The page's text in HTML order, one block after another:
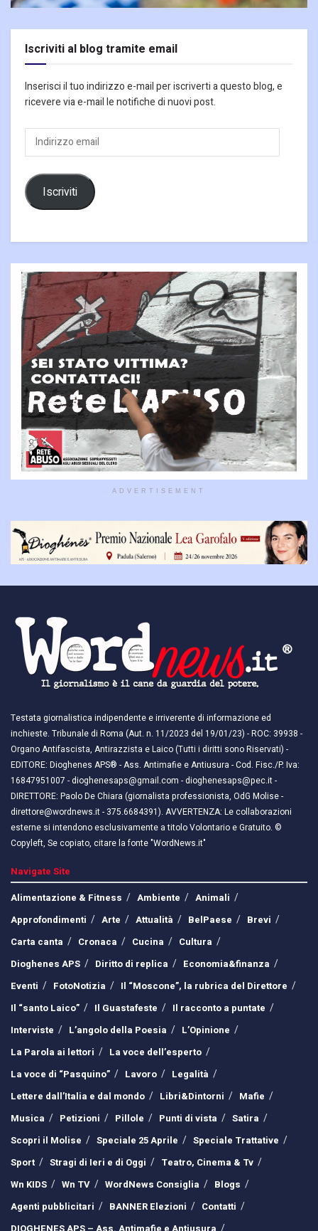
Iscriviti al blog tramite email
Inserisci il tuo indirizzo e-mail per iscriverti a questo blog, e
ricevere via e-mail le notifiche di nuovi post.
Indirizzo
email
Iscriviti
ADVERTISEMENT
Testata giornalistica indipendente e irriverente di informazione ed
inchieste. Tribunale di Roma (Aut. n. 11/2023 del 19/01/23) - ROC: 39938 -
Organo Antifascista, Antirazzista e Laico (Tutti i diritti sono Riservati) -
EDITORE: Dioghenes APS® - Ass. Antimafie e Antiusura - Cod. Fisc./P. Iva:
16847951007 - dioghenesaps@gmail.com - dioghenesaps@pec.it - ​​
DIRETTORE: Paolo De Chiara (giornalista professionista, OdG Molise -
direttore@wordnews.it - ​​375.6684391). AVVERTENZA: Le collaborazioni
esterne si intendono esclusivamente a titolo Volontario e Gratuito. ©
Copyleft, Se copiato, citare la fonte "WordNews.it"
Navigate Site
Alimentazione & Fitness
Ambiente
Animali
Approfondimenti
Arte Attualità BelPaese
Brevi
Carta canta
Cronaca Cucina
Cultura
Dioghenes APS
Diritto di replica
Economia&finanza
Eventi
FotoNotizia
Il “Moscone”, la rubrica del Direttore
Il “santo Laico”
Il Guastafeste
Il racconto a puntate
Interviste
L’angolo della Poesia
L’Opinione
La Parola ai lettori
La voce dell’esperto
La voce di “Pasquino”
Lavoro
Legalità
Lettere dall’Italia e dal mondo
Libri&Dintorni
Mafie
Musica
Petizioni Pillole Punti di vista
Satira
Scopri il Molise
Speciale 25 Aprile
Speciale Trattative
Sport
Stragi di Ieri e di Oggi
Teatro, Cinema & Tv
Wn KIDS
Wn TV WordNews Consiglia
Blogs
Agenti pubblicitari
BANNER Elezioni
Contatti